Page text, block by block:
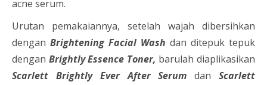
acne serum.
Urutan pemakaiannya, setelah wajah dibersihkan
dengan Brightening Facial Wash dan ditepuk tepuk
dengan Brightly Essence Toner, barulah diaplikasikan
Scarlett Brightly Ever After Serum danScarlett